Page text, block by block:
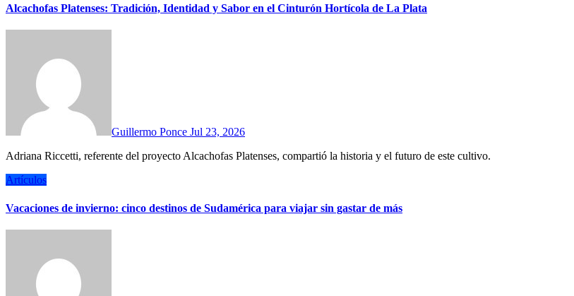
Alcachofas Platenses: Tradición, Identidad y Sabor en el Cinturón Hortícola de La Plata
Guillermo Ponce Jul 23, 2026
Adriana Riccetti, referente del proyecto Alcachofas Platenses, compartió la historia y el futuro de este cultivo.
Artículos
Vacaciones de invierno: cinco destinos de Sudamérica para viajar sin gastar de más